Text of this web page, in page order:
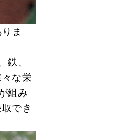
ま
鉄、
な栄
組み
でき